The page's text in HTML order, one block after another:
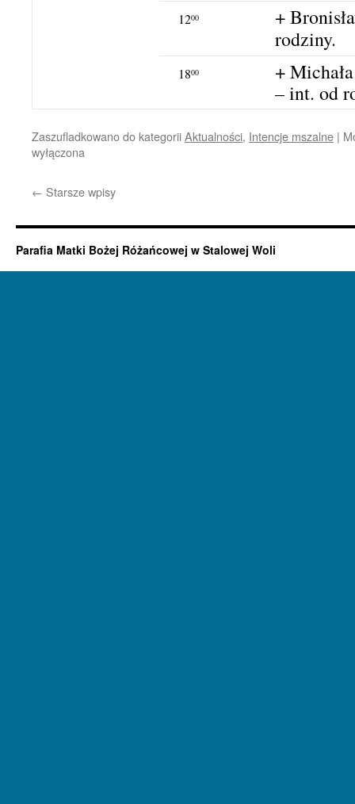
1200
+
rodziny.
1800
+
– int. od
Zaszufladkowano do kategoriiAktualności, Intencje mszalne |
wyłączona
← Starsze wpisy
Parafia Matki Bożej Różańcowej w Stalowej Woli